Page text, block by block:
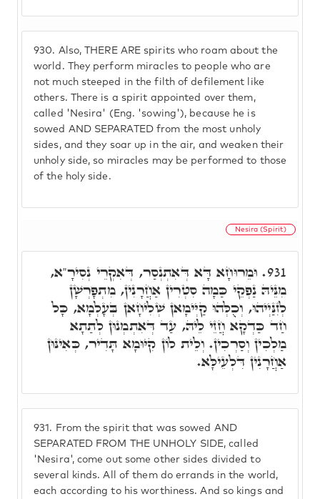
930. Also, THERE ARE spirits who roam about the
world. They perform miracles to people who are
not much steeped in the filth of defilement like
others. There is a spirit appointed over them,
called 'Nesira' (Eng. 'sowing'), because he is
sowed AND SEPARATED from the most unholy
sides, and they soar up in the air, and weaken their
unholy side, so miracles may be performed to those
of the holy side.
Nesira (Spirit)
931. From the spirit that was sowed AND
SEPARATED FROM THE UNHOLY SIDE, called
'Nesira', come out some other sides divided to
several kinds. All of them do errands in the world,
each according to his worthiness. And so kings and
931. וּמֵרוּחָא דָּא דְּאִתְנְסַר, דְּאִקְרֵי נְסִירָ"א,
מִנֵּיהּ נַפְקֵי כַּמָה סִטְרִין אַחֲרָנִין, מִתְפָרְשָׁן
לְזִנַּיְיהוּ, וְכֻלְּהוּ קַיְּימָאן שְׁלִיחָאן בְּעָלְמָא, כָּל
חַד כַּדְקָא חֲזֵי לֵיהּ, עַד דְּאִתְמְנוּן לְתַתָא
מַלְכִין וְסַרְכִין. וְלֵית לוֹן קִיּוּמָא תָּדִיר, כְּאִינּוּן
אַחֲרָנִין דִּלְעֵילָּא.